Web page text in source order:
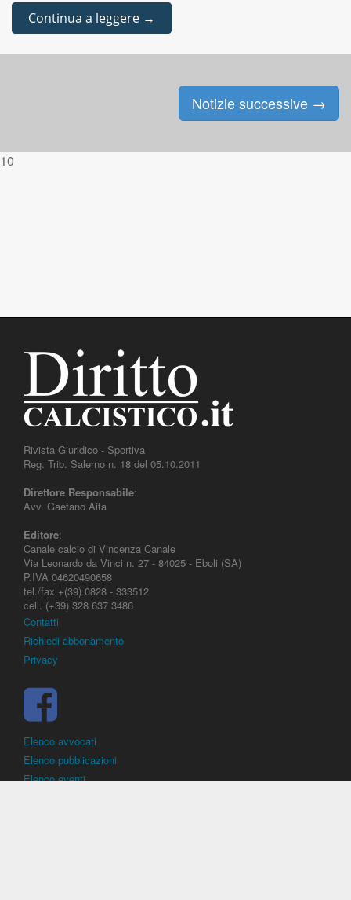
Continua a leggere →
Posts navigationNotizie successive →
10
Rivista Giuridico - Sportiva
Reg. Trib. Salerno n. 18 del 05.10.2011
Direttore Responsabile:
Avv. Gaetano Aita
Editore:
Canale calcio di Vincenza Canale
Via Leonardo da Vinci n. 27 - 84025 - Eboli (SA)
P.IVA 04620490658
tel./fax +(39) 0828 - 333512
cell. (+39) 328 637 3486
Contatti
Richiedi abbonamento
Privacy
Elenco avvocati
Elenco pubblicazioni
Elenco eventi